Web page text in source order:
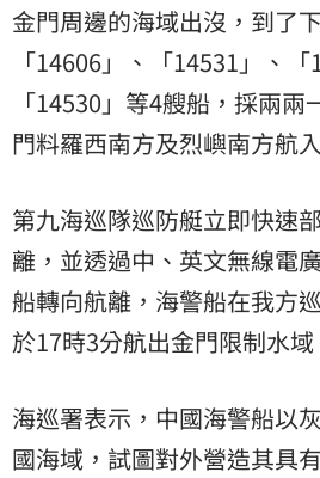
金門周邊的海域出沒，到了
「14606」、「14531」、
「14530」等4艘船，採兩
門料羅西南方及烈嶼南方航
第九海巡隊巡防艇立即快速
離，並透過中、英文無線電
船轉向航離，海警船在我方
於17時3分航出金門限制水域
海巡署表示，中國海警船以
國海域，試圖對外營造其具